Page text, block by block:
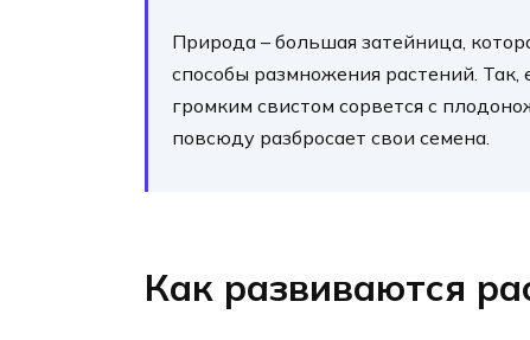
Природа – большая затейница,
способы размножения растений.
громким свистом сорвется с
повсюду разбросает свои семена.
Как развиваются